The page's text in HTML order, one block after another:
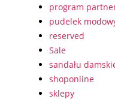
program
pudelek
reserved
Sale
sandału
shoponline
sklepy